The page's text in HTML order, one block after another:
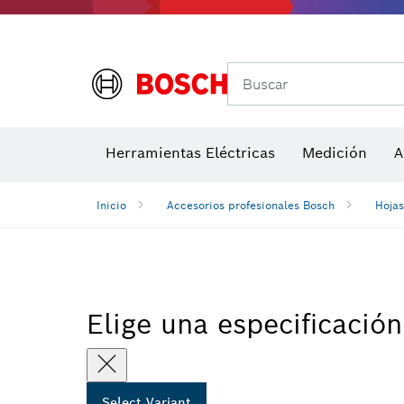
Buscar
Herramientas Eléctricas Medición
Inicio Accesorios profesionales Bosch
Elige una especificación